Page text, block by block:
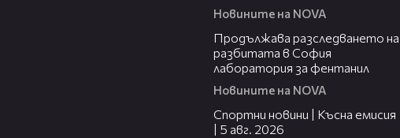
Новините на NOVA
Продължава разследването на
разбитата в София
лаборатория за фентанил
Новините на NOVA
Спортни новини | Късна емисия
| 5 авг. 2026